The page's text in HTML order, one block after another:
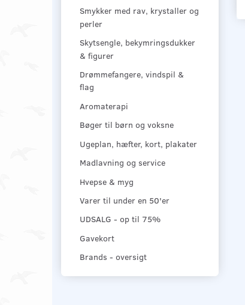
Smykker med rav, krystaller og
perler
Skytsengle, bekymringsdukker
& figurer
Drømmefangere, vindspil &
flag
Aromaterapi
Bøger til børn og voksne
Ugeplan, hæfter, kort, plakater
Madlavning og service
Hvepse & myg
Varer til under en 50'er
UDSALG - op til 75%
Gavekort
Brands - oversigt